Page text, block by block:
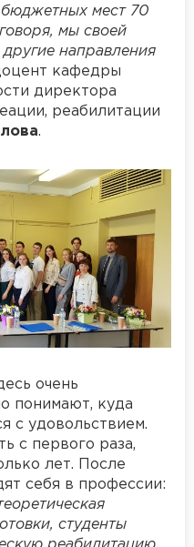
мест 70
мы своей
направления
кафедры
директора
реабилитации
.
очень
понимают, куда
с удовольствием.
с первого раза,
лет. После
себя в профессии:
студенты